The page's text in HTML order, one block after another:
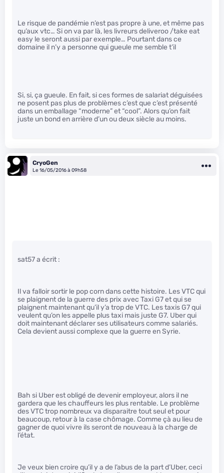
Le risque de pandémie n’est pas propre à une, et même pas
qu’aux vtc… Si on va par là, les livreurs deliveroo /take eat
easy le seront aussi par exemple… Pourtant dans ce
domaine il n’y a personne qui gueule me semble t’il
Si, si, ça gueule. En fait, si ces formes de salariat déguisées
ne posent pas plus de problèmes c’est que c’est présenté
dans un emballage “moderne” et “cool”. Alors qu’on fait
juste un bond en arrière d’un ou deux siècle au moins.
CryoGen
Le 16/05/2016 à 09h58
sat57 a écrit :
Il va falloir sortir le pop corn dans cette histoire. Les VTC qui
se plaignent de la guerre des prix avec Taxi G7 et qui se
plaignent maintenant qu’il y’a trop de VTC. Les taxis G7 qui
veulent qu’on les appelle plus taxi mais juste G7. Uber qui
doit maintenant déclarer ses utilisateurs comme salariés.
Cela devient aussi complexe que la guerre en Syrie.
Bah si Uber est obligé de devenir employeur, alors il ne
gardera que les chauffeurs les plus rentable. Le problème
des VTC trop nombreux va disparaitre tout seul et pour
beaucoup, retour à la case chômage. Comme çà au lieu de
gagner de quoi vivre ils seront de nouveau à la charge de
l’état.
Je veux bien croire qu’il y a de l’abus de la part d’Uber, ceci